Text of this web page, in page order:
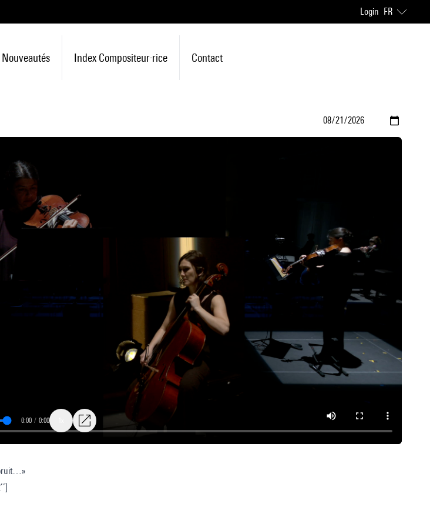
Login FR
Nouveautés Index Compositeur·rice Contact
0:00 / 0:00